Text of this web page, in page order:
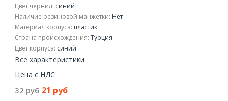
Цвет чернил: синий
Наличие резиновой манжетки: Нет
Материал корпуса: пластик
Страна происхождения: Турция
Цвет корпуса: синий
Все характеристики
Цена с НДС
32 руб 21 руб